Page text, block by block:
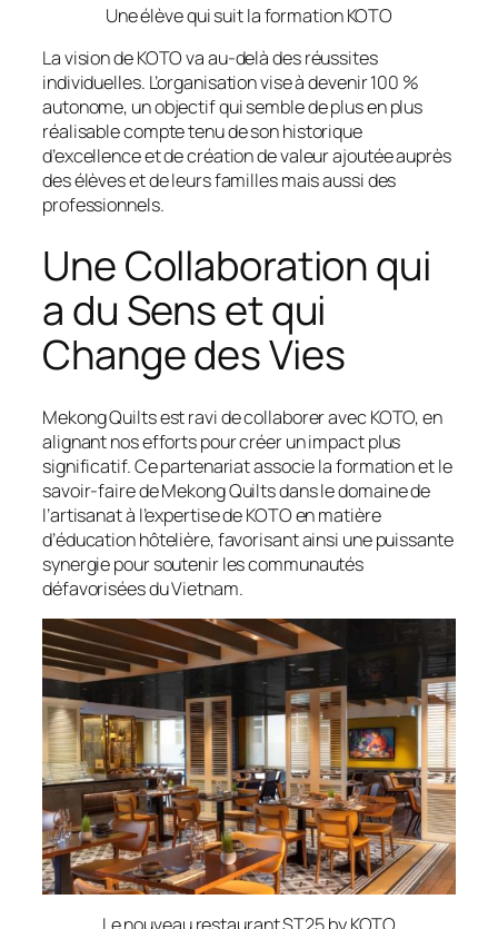
Une élève qui suit la formation KOTO
La vision de KOTO va au-delà des réussites
individuelles. L’organisation vise à devenir 100 %
autonome, un objectif qui semble de plus en plus
réalisable compte tenu de son historique
d’excellence et de création de valeur ajoutée auprès
des élèves et de leurs familles mais aussi des
professionnels.
Une Collaboration qui
a du Sens et qui
Change des Vies
Mekong Quilts est ravi de collaborer avec KOTO, en
alignant nos efforts pour créer un impact plus
significatif. Ce partenariat associe la formation et le
savoir-faire de Mekong Quilts dans le domaine de
l’artisanat à l’expertise de KOTO en matière
d’éducation hôtelière, favorisant ainsi une puissante
synergie pour soutenir les communautés
défavorisées du Vietnam.